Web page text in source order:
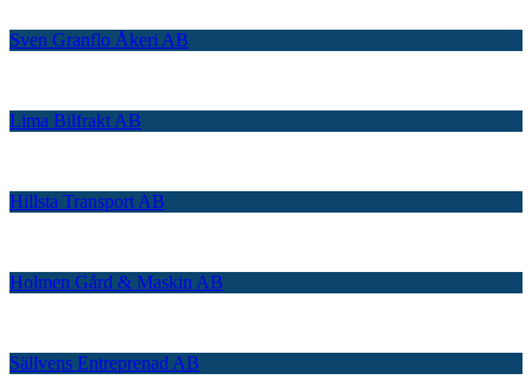
Sven Granflo Åkeri AB
Lima Bilfrakt AB
Hillsta Transport AB
Holmen Gård & Maskin AB
Sällvens Entreprenad AB